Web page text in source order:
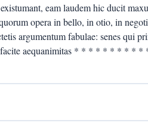
eam laudem hic ducit
opera in bello, in otio, in
argumentum fabulae: senes qui
facite aequanimitas * * * * * * * * *